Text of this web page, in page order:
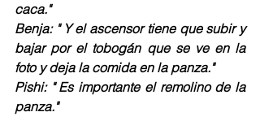
caca."
Benja: " Y el ascensor tiene que subir y
bajar por el tobogán que se ve en la
foto y deja la comida en la panza."
Pishi: " Es importante el remolino de la
panza."